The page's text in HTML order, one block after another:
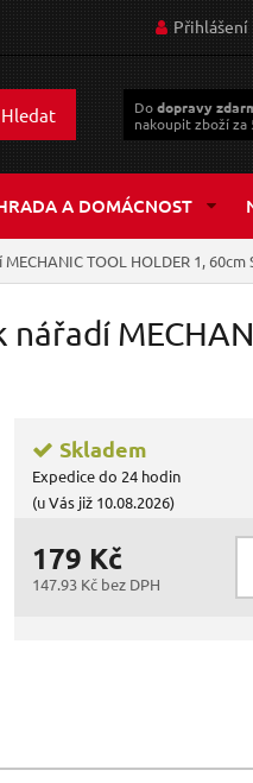
Přihlášení
Hledat Dodopravy
nakoupit zboží za
A DOMÁCNOST
TOOL HOLDER 1, 60cm
Skladem
Expedice do 24 hodin
(u Vás již 10.08.2026)
179 Kč
147.93 Kč bez DPH